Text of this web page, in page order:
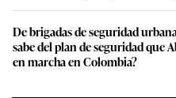
De brigadas de seguridad
sabe del plan de seguridad que
en marcha en Colombia?